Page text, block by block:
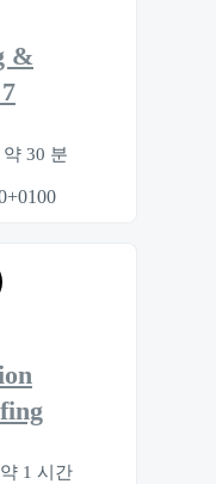
&
약 30 분
약 1 시간